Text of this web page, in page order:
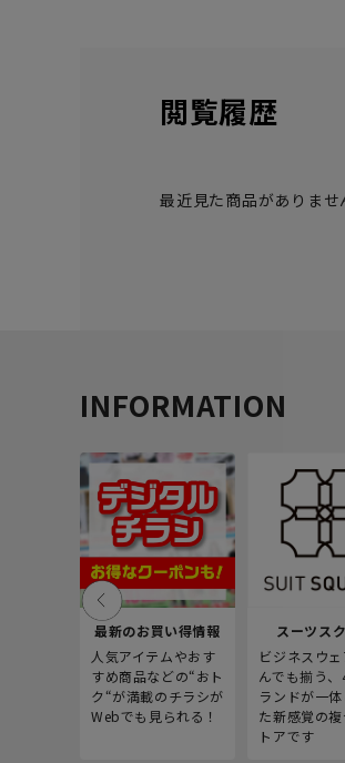
閲覧履歴
最近見た商品がありませ
INFORMATION
最新のお買い得情報
人気アイテムやおす
すめ商品などの“おト
ク“が満載のチラシが
Webでも見られる！
スーツス
ビジネスウ
んでも揃う
ランドが一体
た新感覚の複
トアです